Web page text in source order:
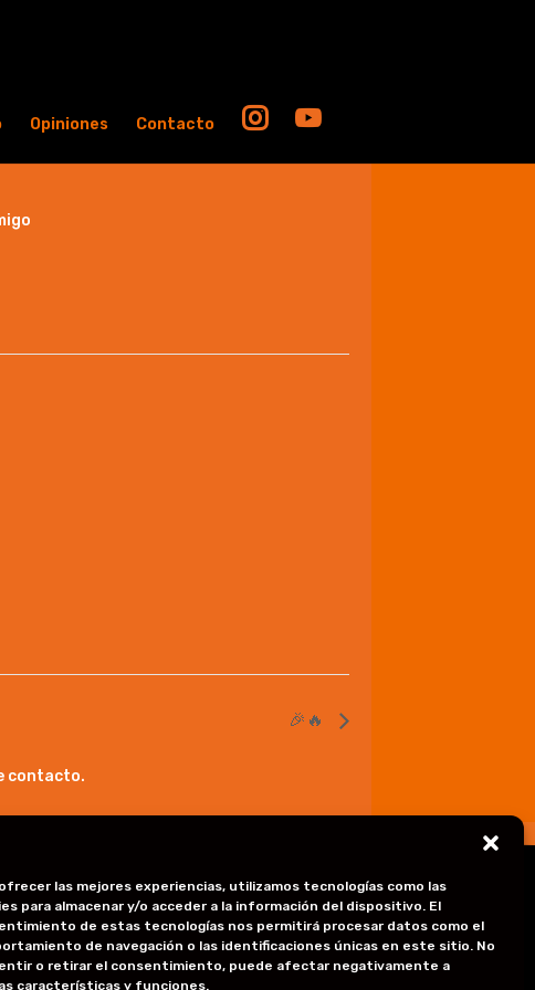
las mejores experiencias, utilizamos tecnologías como las
para almacenar y/o acceder a la información del dispositivo. El
de estas tecnologías nos permitirá procesar datos como el
de navegación o las identificaciones únicas en este sitio. No
o retirar el consentimiento, puede afectar negativamente a
características y funciones.
Opiniones Contacto
🎉🔥
contacto.
Política de privacidad
Política de Cookies